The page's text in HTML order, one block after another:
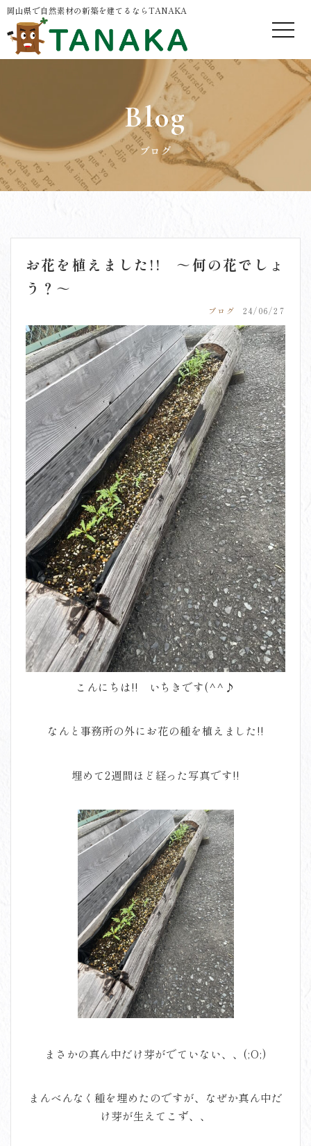
岡山県で自然素材の新築を建てるならTANAKA
Blog
ブログ
お花を植えました!! ～何の花でしょ
う？～
ブログ 24/06/27
こんにちは!! いちきです(^^♪
なんと事務所の外にお花の種を植えました!!
埋めて2週間ほど経った写真です!!
まさかの真ん中だけ芽がでていない、、(;O;)
まんべんなく種を埋めたのですが、なぜか真ん中だ
け芽が生えてこず、、